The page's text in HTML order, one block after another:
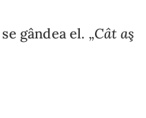
gândea el. „Cât aş